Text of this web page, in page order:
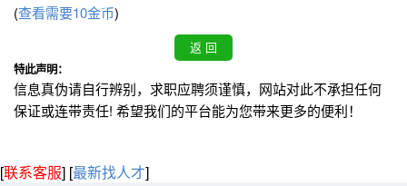
(查看需要10金币)
特此声明：
信息真伪请自行辨别，求职应聘须谨慎，网站对此不承担任何
保证或连带责任! 希望我们的平台能为您带来更多的便利！
[联系客服] [最新找人才]